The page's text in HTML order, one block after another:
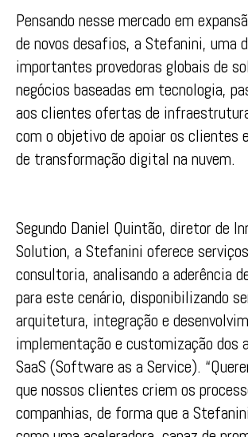
Pensando nesse mercado em
de novos desafios, a Stefanini, uma
importantes provedoras globais de
negócios baseadas em tecnologia,
aos clientes ofertas de
com o objetivo de apoiar os clientes
de transformação digital na nuvem.
Segundo Daniel Quintão, diretor de
Solution, a Stefanini oferece
consultoria, analisando a aderência
para este cenário, disponibilizando
arquitetura, integração e
implementação e customização dos
SaaS (Software as a Service).
que nossos clientes criem os
companhias, de forma que a